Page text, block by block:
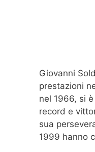
Giovanni
prestazioni
nel 1966, si
record e
sua
1999 hanno